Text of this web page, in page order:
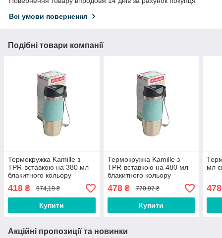
Всі умови повернення
Подібні товари компанії
Термокружка Kamille з
TPR-вставкою на 380 мл
блакитного кольору
418 ₴ 674,19 ₴
Купити
Термокружка Kamille з
TPR-вставкою на 480 мл
блакитного кольору
478₴ 770,97 ₴
Купити
мл
478
Акційні пропозиції та новинки